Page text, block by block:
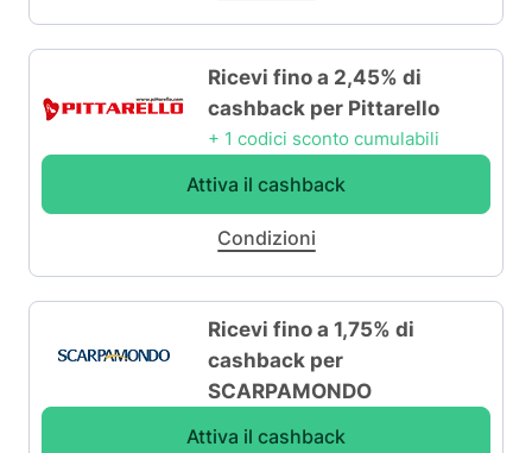
Ricevi fino a 2,45% di
cashback per Pittarello
+ 1 codici sconto cumulabili
Attiva il cashback
Condizioni
Ricevi fino a 1,75% di
cashback per
SCARPAMONDO
Attiva il cashback